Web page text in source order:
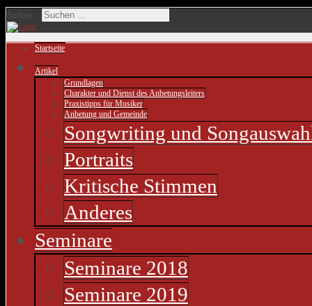
Suchen ...
Startseite
Artikel
Grundlagen
Charakter und Dienst des Anbetungsleiters
Praxistipps für Musiker
Anbetung und Gemeinde
Songwriting und
Portraits
Kritische Stimmen
Anderes
Seminare
Seminare 2018
Seminare 2019